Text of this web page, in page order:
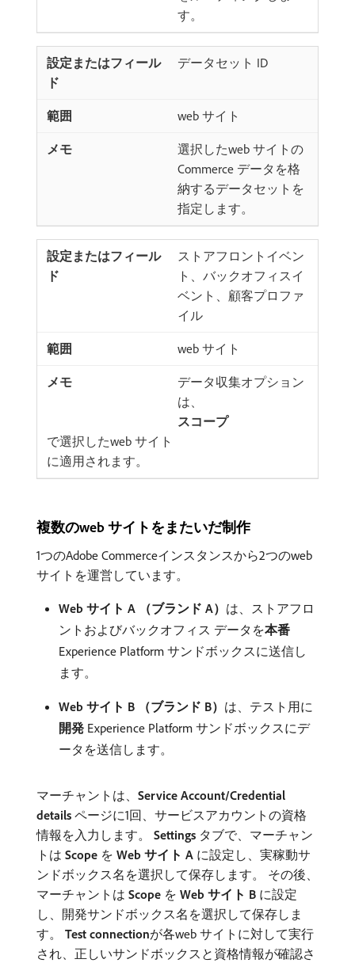
す。
データセット ID
web サイト
選択したweb サイトの
Commerce データを格
納するデータセットを
指定します。
ストアフロントイベン
ト、バックオフィスイ
ベント、顧客プロファ
イル
web サイト
データ収集オプション
は、
スコープ
​で選択したweb サイト
に適用されます。
複数のweb サイトをまたいだ制作
1つのAdobe Commerceインスタンスから2つのweb
サイトを運営しています。
Web サイト A （ブランド A） ​は、ストアフロ
ントおよびバックオフィス データを​本番
Experience Platform サンドボックスに送信し
ます。
Web サイト B （ブランド B） ​は、テスト用に​
開発 Experience Platform サンドボックスにデ
ータを送信します。
マーチャントは、 Service Account/Credential
details ページに1回、サービスアカウントの資格
情報を入力します。 Settings タブで、マーチャン
トは​ Scope ​を​ Web サイト A ​に設定し、実稼動サ
ンドボックス名を選択して保存します。 その後、
マーチャントは​ Scope ​を​ Web サイト B ​に設定
し、開発サンドボックス名を選択して保存しま
す。 Test connection​が各web サイトに対して実行
され、正しいサンドボックスと資格情報が確認さ